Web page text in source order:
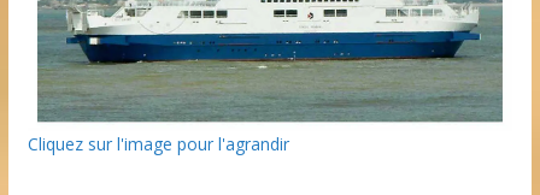
Cliquez sur l'image pour l'agrandir